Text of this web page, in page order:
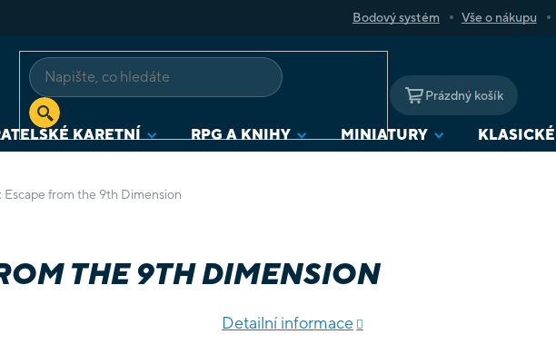
Bodový systém Vše o nákupu
NÁKUPNÍ
KOŠÍK
Prázdný košík
KARETNÍ RPG A KNIHY MINIATURY KLASICKÉ
Escape from the 9th Dimension
THE 9TH DIMENSION
Detailní informace